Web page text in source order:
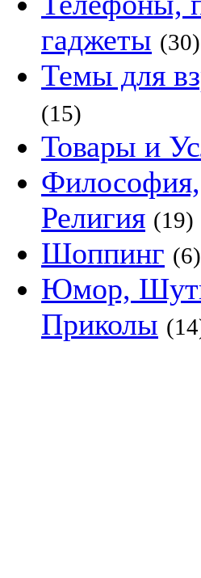
гаджеты (30)
Темы для
(15)
Товары и
Философия,
Религия (19)
Шоппинг (6)
Юмор,
Приколы